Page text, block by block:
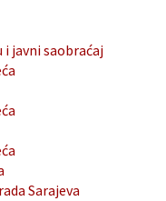
javni saobraćaj
Sarajeva